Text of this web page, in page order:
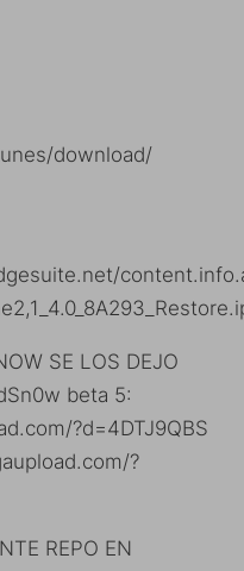
download/
SE LOS DEJO
beta 5:
?d=4DTJ9QBS
?
REPO EN